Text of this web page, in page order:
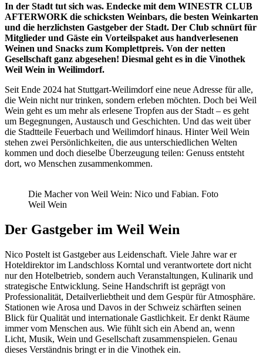
In der Stadt tut sich was. Endecke mit dem WINESTR CLUB
AFTERWORK die schicksten Weinbars, die besten Weinkarten
und die herzlichsten Gastgeber der Stadt. Der Club schnürt für
Mitglieder und Gäste ein Vorteilspaket aus handverlesenen
Weinen und Snacks zum Komplettpreis. Von der netten
Gesellschaft ganz abgesehen! Diesmal geht es in die Vinothek
Weil Wein in Weilimdorf.
Seit Ende 2024 hat Stuttgart-Weilimdorf eine neue Adresse für alle,
die Wein nicht nur trinken, sondern erleben möchten. Doch bei Weil
Wein geht es um mehr als erlesene Tropfen aus der Stadt – es geht
um Begegnungen, Austausch und Geschichten. Und das weit über
die Stadtteile Feuerbach und Weilimdorf hinaus. Hinter Weil Wein
stehen zwei Persönlichkeiten, die aus unterschiedlichen Welten
kommen und doch dieselbe Überzeugung teilen: Genuss entsteht
dort, wo Menschen zusammenkommen.
Die Macher von Weil Wein: Nico und Fabian. Foto
Weil Wein
Der Gastgeber im Weil Wein
Nico Postelt ist Gastgeber aus Leidenschaft. Viele Jahre war er
Hoteldirektor im Landschloss Korntal und verantwortete dort nicht
nur den Hotelbetrieb, sondern auch Veranstaltungen, Kulinarik und
strategische Entwicklung. Seine Handschrift ist geprägt von
Professionalität, Detailverliebtheit und dem Gespür für Atmosphäre.
Stationen wie Arosa und Davos in der Schweiz schärften seinen
Blick für Qualität und internationale Gastlichkeit. Er denkt Räume
immer vom Menschen aus. Wie fühlt sich ein Abend an, wenn
Licht, Musik, Wein und Gesellschaft zusammenspielen. Genau
dieses Verständnis bringt er in die Vinothek ein.